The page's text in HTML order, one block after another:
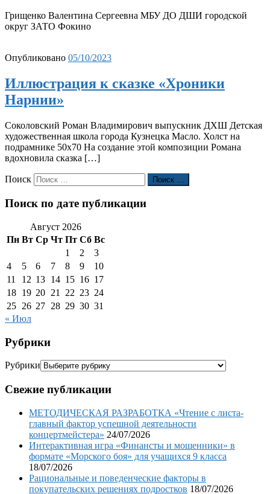
Грищенко Валентина Сергеевна МБУ ДО ДШИ городской
округ ЗАТО Фокино
Опубликовано 05/10/2023
Иллюстрация к сказке «Хроники
Нарнии»
Соколовский Роман Владимирович выпускник ДХШ Детская
художественная школа города Кузнецка Масло. Холст на
подрамнике 50х70 На создание этой композиции Романа
вдохновила сказка […]
Поиск Поиск …
Поиск по дате публикации
Август 2026
Пн Вт Ср Чт Пт Сб Вс
1
2
3
4
5 6 7 8 9
10
11
12 13 14 15 16 17
18 19 20 21 22 23 24
25 26 27 28 29 30 31
« Июл
Рубрики
Рубрики
Свежие публикации
МЕТОДИЧЕСКАЯ РАЗРАБОТКА «Чтение с листа-
главный фактор успешной деятельности
концертмейстера» 24/07/2026
Интерактивная игра «Финансты и мошенники» в
формате «Морского боя» для учащихся 9 класса
18/07/2026
Рациональные и поведенческие факторы в
покупательских решениях подростков 18/07/2026